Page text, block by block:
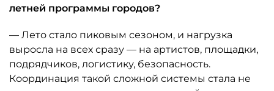
летней программы городов?
— Лето стало пиковым сезоном, и нагрузка
выросла на всех сразу — на артистов, площадки,
подрядчиков, логистику, безопасность.
Координация такой сложной системы стала не